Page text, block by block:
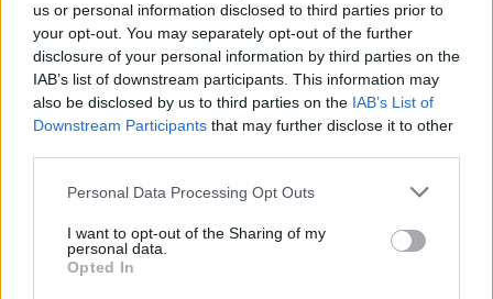
us or personal information disclosed to third parties prior to
your opt-out. You may separately opt-out of the further
disclosure of your personal information by third parties on the
IAB’s list of downstream participants. This information may
also be disclosed by us to third parties on the IAB’s List of
Downstream Participants that may further disclose it to other
Personal Data Processing Opt Outs
I want to opt-out of the Sharing of my
personal data.
Opted In
Rinnovo? “In questo momento vogliamo
concentrarci sul campo, sia a Bologna che in
Nazionale. Fare bene è fondamentale per il
suo futuro. Lui e la sua famiglia stanno bene a
Bologna, prenderemo ogni decisione con